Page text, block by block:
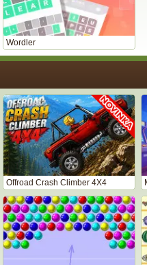
Wordler
Offroad Crash Climber 4X4